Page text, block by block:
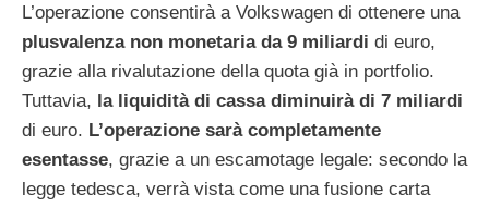
L’operazione consentirà a Volkswagen di ottenere una
plusvalenza non monetaria da 9 miliardi di euro,
grazie alla rivalutazione della quota già in portfolio.
Tuttavia, la liquidità di cassa diminuirà di 7 miliardi
di euro. L’operazione sarà completamente
esentasse, grazie a un escamotage legale: secondo la
legge tedesca, verrà vista come una fusione carta